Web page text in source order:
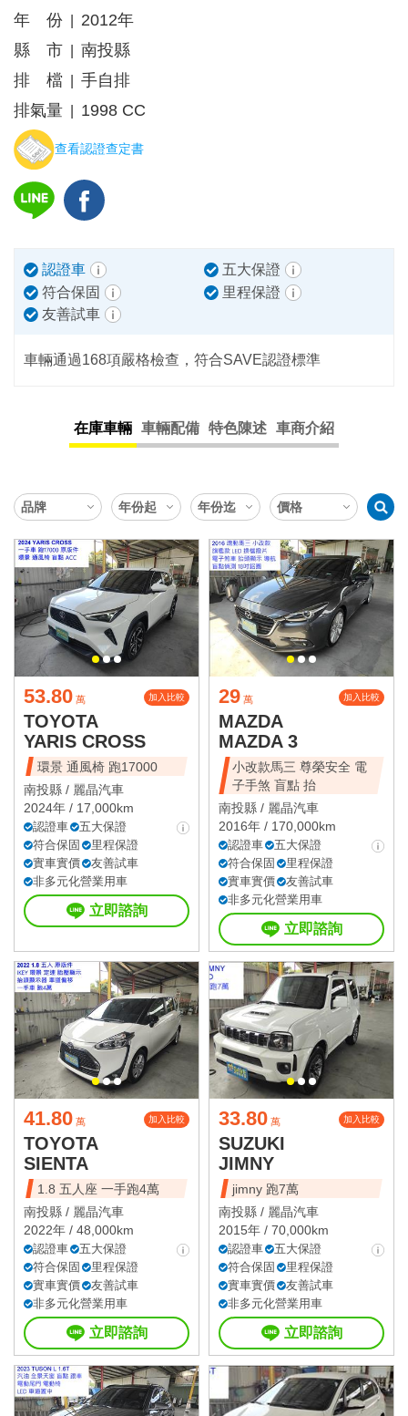
年 份
2012年
縣 市
南投縣
排 檔
手自排
排氣量
1998 CC
查看認證查定書
認證車
五大保證
符合保固
里程保證
友善試車
車輛通過168項嚴格檢查，符合SAVE認證標準
在庫車輛 車輛配備 特色陳述 車商介紹
53.80 萬 加入比較
TOYOTA
YARIS CROSS
環景 通風椅 跑17000
南投縣 / 麗晶汽車
2024年 / 17,000km
認證車
五大保證
符合保固
里程保證
實車實價
友善試車
非多元化營業用車
立即諮詢
29 萬 加入比較
MAZDA
MAZDA 3
小改款馬三 尊榮安全 電
子手煞 盲點 抬
南投縣 / 麗晶汽車
2016年 / 170,000km
認證車
五大保證
符合保固
里程保證
實車實價
友善試車
非多元化營業用車
立即諮詢
41.80 萬 加入比較
TOYOTA
SIENTA
1.8 五人座 一手跑4萬
南投縣 / 麗晶汽車
2022年 / 48,000km
認證車
五大保證
符合保固
里程保證
實車實價
友善試車
非多元化營業用車
立即諮詢
33.80 萬 加入比較
SUZUKI
JIMNY
jimny 跑7萬
南投縣 / 麗晶汽車
2015年 / 70,000km
認證車
五大保證
符合保固
里程保證
實車實價
友善試車
非多元化營業用車
立即諮詢